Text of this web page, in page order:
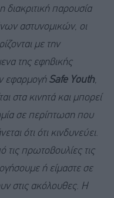
διακριτική παρουσία
αστυνομικών, οι
με την
της εφηβικής
εφαρμογή Safe Youth,
στα κινητά και μπορεί
σε περίπτωση που
ότι ότι κινδυνεύει.
πρωτοβουλίες τις
ή είμαστε σε
στις ακόλουθες. Η